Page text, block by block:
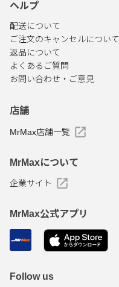
ヘルプ
配送について
ご注文のキャンセルについて
返品について
よくあるご質問
お問い合わせ・ご意見
店舗
MrMax店舗一覧
MrMaxについて
企業サイト
MrMax公式アプリ
Follow us